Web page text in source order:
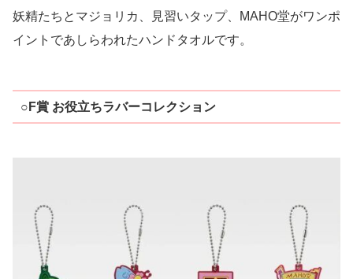
妖精たちとマジョリカ、見習いタップ、MAHO堂がワンポ
イントであしらわれたハンドタオルです。
○F賞 お役立ちラバーコレクション